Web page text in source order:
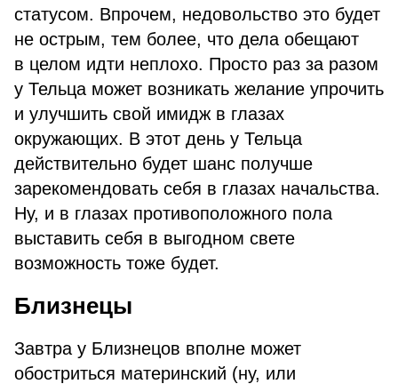
статусом. Впрочем, недовольство это будет
не острым, тем более, что дела обещают
в целом идти неплохо. Просто раз за разом
у Тельца может возникать желание упрочить
и улучшить свой имидж в глазах
окружающих. В этот день у Тельца
действительно будет шанс получше
зарекомендовать себя в глазах начальства.
Ну, и в глазах противоположного пола
выставить себя в выгодном свете
возможность тоже будет.
Близнецы
Завтра у Близнецов вполне может
обостриться материнский (ну, или